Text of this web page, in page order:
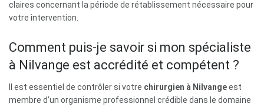
claires concernant la période de rétablissement nécessaire pour
votre intervention.
Comment puis-je savoir si mon spécialiste
à Nilvange est accrédité et compétent ?
Il est essentiel de contrôler si votre chirurgien à Nilvangeest
membre d’un organisme professionnel crédible dans le domaine